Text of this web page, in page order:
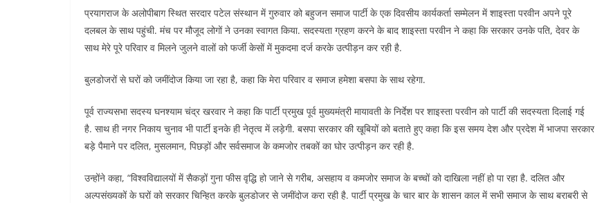
प्रयागराज के अलोपीबाग स्थित सरदार पटेल संस्थान में गुरुवार को बहुजन समाज पार्टी के एक दिवसीय कार्यकर्ता सम्मेलन में शाइस्ता परवीन अपने पूरे
दलबल के साथ पहुंची. मंच पर मौजूद लोगों ने उनका स्वागत किया. सदस्यता ग्रहण करने के बाद शाइस्ता परवीन ने कहा कि सरकार उनके पति, देवर के
साथ मेरे पूरे परिवार व मिलने जुलने वालों को फर्जी केसों में मुकदमा दर्ज करके उत्पीड़न कर रही है.
बुलडोजरों से घरों को जमींदोज किया जा रहा है, कहा कि मेरा परिवार व समाज हमेशा बसपा के साथ रहेगा.
पूर्व राज्यसभा सदस्य घनश्याम चंद्र खरवार ने कहा कि पार्टी प्रमुख पूर्व मुख्यमंत्री मायावती के निर्देश पर शाइस्ता परवीन को पार्टी की सदस्यता दिलाई गई
है. साथ ही नगर निकाय चुनाव भी पार्टी इनके ही नेतृत्व में लड़ेगी. बसपा सरकार की खूबियों को बताते हुए कहा कि इस समय देश और प्रदेश में भाजपा सरकार
बड़े पैमाने पर दलित, मुसलमान, पिछड़ों और सर्वसमाज के कमजोर तबकों का घोर उत्पीड़न कर रही है.
उन्होंने कहा, “विश्वविद्यालयों में सैकड़ों गुना फीस वृद्धि हो जाने से गरीब, असहाय व कमजोर समाज के बच्चों को दाखिला नहीं हो पा रहा है. दलित और
अल्पसंख्यकों के घरों को सरकार चिन्हित करके बुलडोजर से जमींदोज करा रही है. पार्टी प्रमुख के चार बार के शासन काल में सभी समाज के साथ बराबरी से